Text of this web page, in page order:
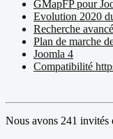
GMapFP pour
Evolution 2020
Recherche
Plan de marche
Joomla 4
Compatibilité
Nous avons 241 invités